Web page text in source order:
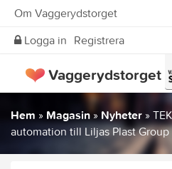
Om Vaggerydstorget
Logga in Registrera
Vaggerydstorget
Hem » Magasin» Nyheter »
automation till Liljas Plast Group